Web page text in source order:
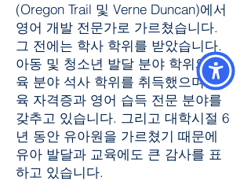
(Oregon Trail 및 Verne Duncan)에서
영어 개발 전문가로 가르쳤습니다.
그 전에는 학사 학위를 받았습니다.
아동 및 청소년 발달 분야 학위와 교
육 분야 석사 학위를 취득했으며, 교
육 자격증과 영어 습득 전문 분야를
갖추고 있습니다. 그리고 대학시절 6
년 동안 유아원을 가르쳤기 때문에
유아 발달과 교육에도 큰 감사를 표
하고 있습니다.